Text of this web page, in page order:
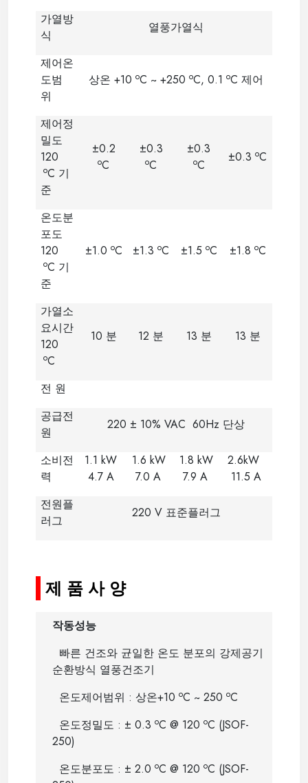
가열방
식
열풍가열식
제어온
도범
위
상온 +10 oC ~ +250 oC, 0.1 oC 제어
제어정
밀도
120
oC 기
준
±0.2
oC
±0.3
oC
±0.3
oC
±0.3 oC
온도분
포도
120
oC 기
준
±1.0 oC ±1.3 oC ±1.5 oC ±1.8 oC
가열소
요시간
120
oC
10 분 12 분 13 분 13 분
전 원
공급전
원
220 ± 10% VAC 60Hz 단상
소비전
력
1.1 kW
4.7 A
1.6 kW
7.0 A
1.8 kW
7.9 A
2.6kW
11.5 A
전원플
러그
220 V 표준플러그
제 품 사 양
작동성능
빠른 건조와 균일한 온도 분포의 강제공기
순환방식 열풍건조기
온도제어범위 : 상온+10 oC ~ 250 oC
온도정밀도 : ± 0.3 oC @ 120 oC (JSOF-
250)
온도분포도 : ± 2.0 oC @ 120 oC (JSOF-